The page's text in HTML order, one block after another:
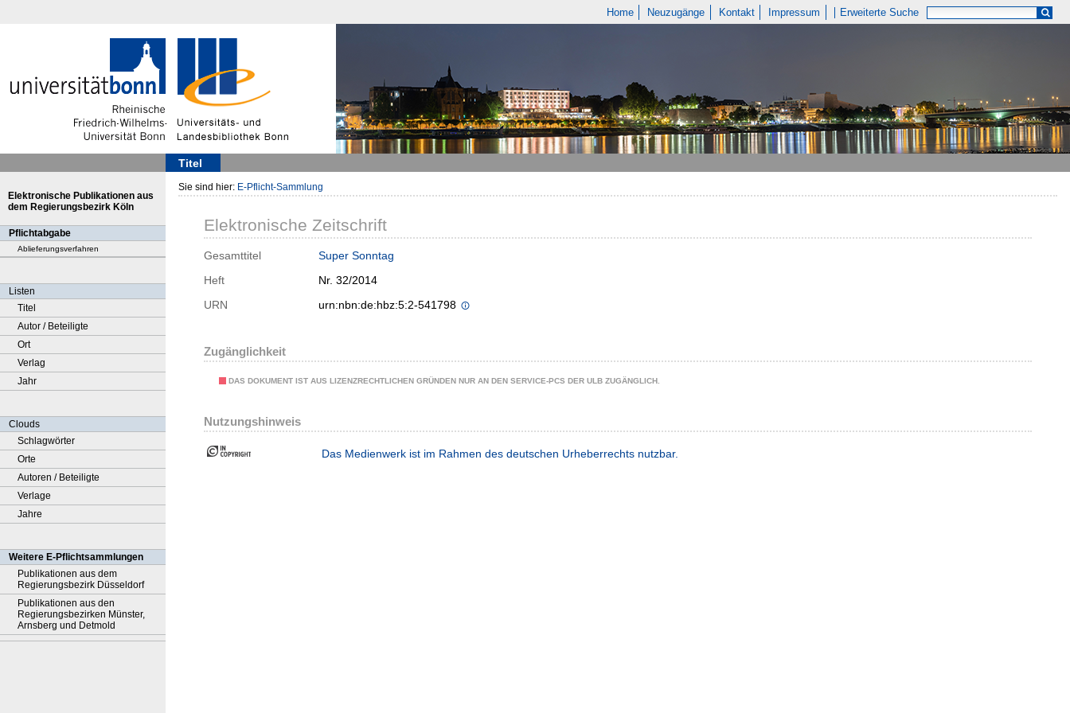
Home Neuzugänge Kontakt Impressum Erweiterte Suche
Titel
Elektronische Publikationen aus
dem Regierungsbezirk Köln
Pflichtabgabe
Ablieferungsverfahren
Listen
Titel
Autor / Beteiligte
Ort
Verlag
Jahr
Clouds
Schlagwörter
Orte
Autoren / Beteiligte
Verlage
Jahre
Weitere E-Pflichtsammlungen
Publikationen aus dem
Regierungsbezirk Düsseldorf
Publikationen aus den
Regierungsbezirken Münster,
Arnsberg und Detmold
Sie sind hier: E-Pflicht-Sammlung
Elektronische Zeitschrift
Gesamttitel
Super Sonntag
Heft
Nr. 32/2014
URN
urn:nbn:de:hbz:5:2-541798
Zugänglichkeit
DAS DOKUMENT IST AUS LIZENZRECHTLICHEN GRÜNDEN NUR AN DEN SERVICE-PCS DER ULB ZUGÄNGLICH.
Nutzungshinweis
Das Medienwerk ist im Rahmen des deutschen Urheberrechts nutzbar.